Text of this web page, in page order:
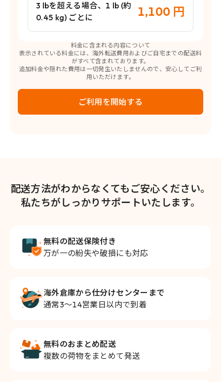
3 lbを超える場合、1 lb (約
0.45 kg) ごとに
1,100 円
料金に含まれる内容について
表示されている料金には、海外転送費用およびご自宅までの配送料
がすべて含まれております。
追加料金や隠れた費用は一切発生いたしませんので、安心してご利
用いただけます。
ご利用を開始する
配送方法がわからなくてもご安心ください。
私たちがしっかりサポートいたします。
無料の配送保険付き
万が一の紛失や破損にも対応
海外倉庫から仕分けセンターまで
通常3～14営業日以内で到着
無料のおまとめ配送
複数の荷物をまとめて発送